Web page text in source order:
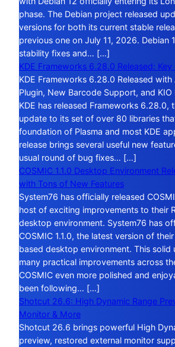
phase. The Debian project released
versions for both its current stable
previous one on July 11, 2026. Debian
stability fixes and… […]
KDE Frameworks 6.28.0 Released: Key
KDE Frameworks 6.28.0 Released
Plugin, New Barcode Support, and KIO
KDE has released Frameworks 6.28.0,
update to its set of over 80 libraries
foundation of Plasma and most KDE
release brings several useful new
usual round of bug fixes… […]
COSMIC 1.1.0 Desktop Environment
with Tons of New Features
System76 has officially released
host of exciting improvements to their
desktop environment. System76 has
COSMIC 1.1.0, the latest version of
based desktop environment. This solid
many practical improvements across
COSMIC even more polished and
been following… […]
Shotcut 26.6: High Dynamic Range
Monitor & More
Shotcut 26.6 brings powerful High
preview, restored external monitor